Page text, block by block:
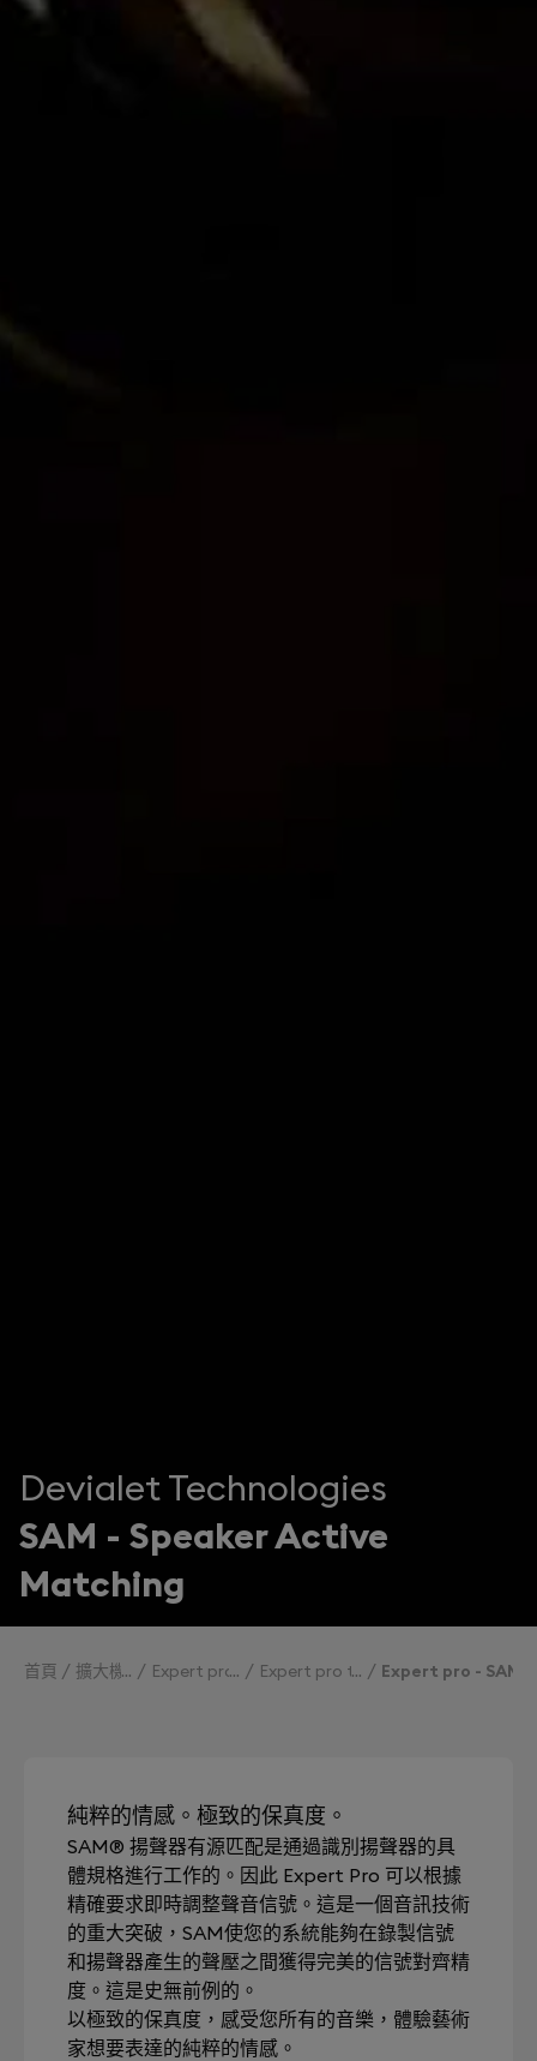
Devialet Technologies
SAM - Speaker Active
Matching
首頁 擴大機 Expert pro Expert pro technologies
Expert pro - SAM
純粹的情感。極致的保真度。
SAM® 揚聲器有源匹配是通過識別揚聲器的具
體規格進行工作的。因此 Expert Pro 可以根據
精確要求即時調整聲音信號。這是一個音訊技術
的重大突破，SAM使您的系統能夠在錄製信號
和揚聲器產生的聲壓之間獲得完美的信號對齊精
度。這是史無前例的。
以極致的保真度，感受您所有的音樂，體驗藝術
家想要表達的純粹的情感。